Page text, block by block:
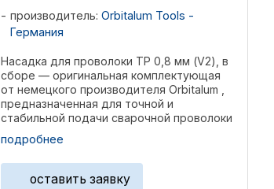
производитель:Orbitalum Tools -
Германия
Насадка для проволоки TP 0,8 мм (V2), в
сборе — оригинальная комплектующая
от немецкого производителя Orbitalum ,
предназначенная для точной и
стабильной подачи сварочной проволоки
при орбитальной сварке труб. Модель с
кодом 812018045 применяется в ...
подробнее
оставить заявку